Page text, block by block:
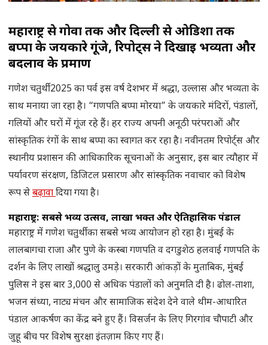
महाराष्ट्र से गोवा तक और दिल्ली से ओडिशा तक
बप्पा के जयकारे गूंजे, रिपोर्ट्स ने दिखाई भव्यता और
बदलाव के प्रमाण
गणेश चतुर्थी 2025 का पर्व इस वर्ष देशभर में श्रद्धा, उल्लास और भव्यता के
साथ मनाया जा रहा है। “गणपति बप्पा मोरया” के जयकारे मंदिरों, पंडालों,
गलियों और घरों में गूंज रहे हैं। हर राज्य अपनी अनूठी परंपराओं और
सांस्कृतिक रंगों के साथ बप्पा का स्वागत कर रहा है। नवीनतम रिपोर्ट्स और
स्थानीय प्रशासन की आधिकारिक सूचनाओं के अनुसार, इस बार त्यौहार में
पर्यावरण संरक्षण, डिजिटल प्रसारण और सांस्कृतिक नवाचार को विशेष
रूप सेबढ़ावादिया गया है।
महाराष्ट्र: सबसे भव्य उत्सव, लाखों भक्त और ऐतिहासिक पंडाल
महाराष्ट्र में गणेश चतुर्थी का सबसे भव्य आयोजन हो रहा है। मुंबई के
लालबागचा राजा और पुणे के कस्बा गणपति व दगडुशेठ हलवाई गणपति के
दर्शन के लिए लाखों श्रद्धालु उमड़े। सरकारी आंकड़ों के मुताबिक, मुंबई
पुलिस ने इस बार 3,000 से अधिक पंडालों को अनुमति दी है। ढोल-ताशा,
भजन संध्या, नाट्य मंचन और सामाजिक संदेश देने वाले थीम-आधारित
पंडाल आकर्षण का केंद्र बने हुए हैं। विसर्जन के लिए गिरगांव चौपाटी और
जुहू बीच पर विशेष सुरक्षा इंतज़ाम किए गए हैं।